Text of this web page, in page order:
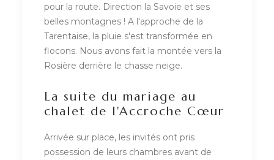
pour la route. Direction la Savoie et ses
belles montagnes ! A l'approche de la
Tarentaise, la pluie s'est transformée en
flocons. Nous avons fait la montée vers la
Rosière derrière le chasse neige.
La suite du mariage au
chalet de l'Accroche Cœur
Arrivée sur place, les invités ont pris
possession de leurs chambres avant de